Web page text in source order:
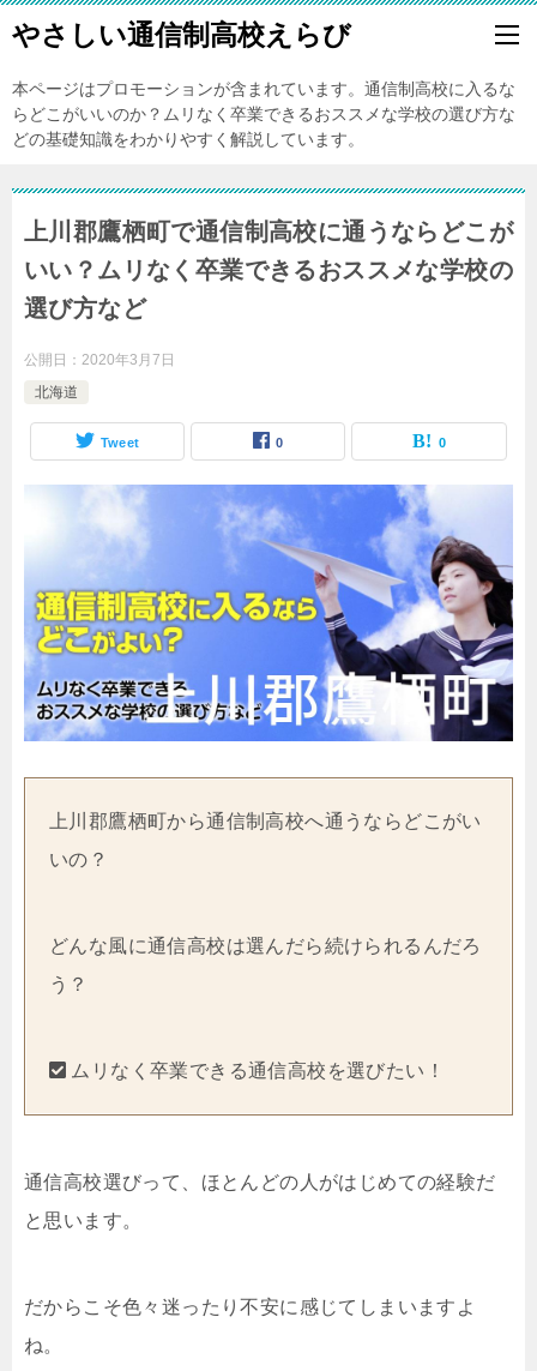
やさしい通信制高校えらび
本ページはプロモーションが含まれています。通信制高校に入るな
らどこがいいのか？ムリなく卒業できるおススメな学校の選び方な
どの基礎知識をわかりやすく解説しています。
上川郡鷹栖町で通信制高校に通うならどこが
いい？ムリなく卒業できるおススメな学校の
選び方など
公開日： 2020年3月7日
北海道
Tweet 0 0
上川郡鷹栖町から通信制高校へ通うならどこがい
いの？
どんな風に通信高校は選んだら続けられるんだろ
う？
ムリなく卒業できる通信高校を選びたい！
通信高校選びって、ほとんどの人がはじめての経験だ
と思います。
だからこそ色々迷ったり不安に感じてしまいますよ
ね。